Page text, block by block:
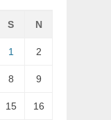
S N
1 2
8 9
15 16